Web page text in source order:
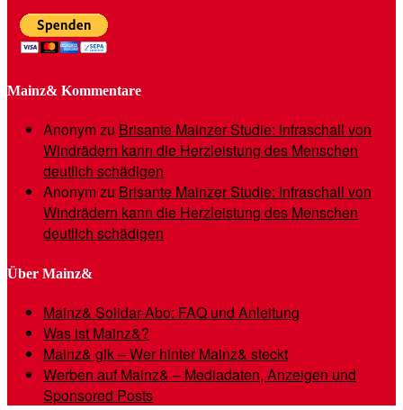
Mainz& Kommentare
Anonymzu Brisante Mainzer Studie: Infraschall von
Windrädern kann die Herzleistung des Menschen
deutlich schädigen
Anonymzu Brisante Mainzer Studie: Infraschall von
Windrädern kann die Herzleistung des Menschen
deutlich schädigen
Über Mainz&
Mainz& Solidar-Abo: FAQ und Anleitung
Was ist Mainz&?
Mainz& gik – Wer hinter Mainz& steckt
Werben auf Mainz& – Mediadaten, Anzeigen und
Sponsored Posts